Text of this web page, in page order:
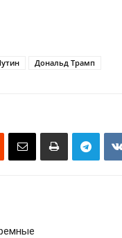
Дональд Трамп